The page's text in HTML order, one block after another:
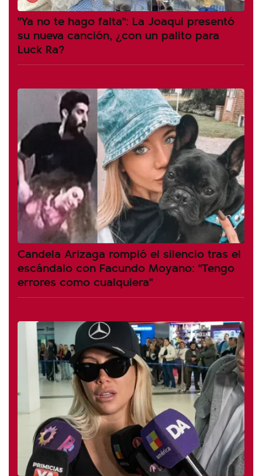
"Ya no te hago falta": La Joaqui presentó
su nueva canción, ¿con un palito para
Luck Ra?
Candela Arizaga rompió el silencio tras el
escándalo con Facundo Moyano: "Tengo
errores como cualquiera"